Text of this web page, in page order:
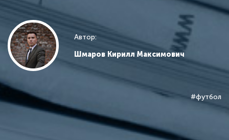
Автор:
Шмаров Кирилл Максимович
#футбол